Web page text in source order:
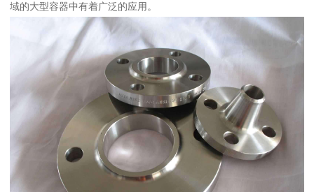
域的大型容器中有着广泛的应用。